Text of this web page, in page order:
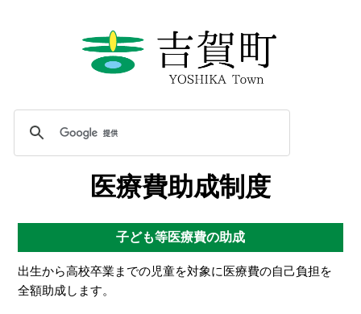
医療費助成制度
子ども等医療費の助成
出生から高校卒業までの児童を対象に医療費の自己負担を
全額助成します。